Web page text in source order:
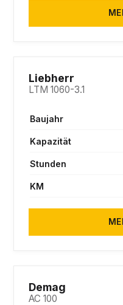
Liebherr
LTM 1060-3.1
Baujahr
Kapazität
Stunden
KM
Demag
AC 100